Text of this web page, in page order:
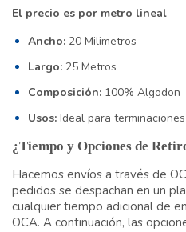
El precio es por metro lineal
Ancho: 20 Milimetros
Largo: 25 Metros
Composición: 100% Algodon
Usos: Ideal para
¿Tiempo y Opciones de
Hacemos envíos a través de
pedidos se despachan en un
cualquier tiempo adicional de
OCA. A continuación, las